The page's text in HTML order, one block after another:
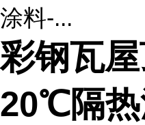
涂料-...
彩钢瓦
20℃隔热